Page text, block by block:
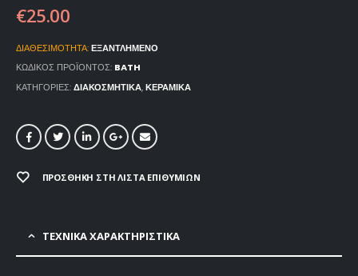
€25.00
ΔΙΑΘΕΣΙΜΌΤΗΤΑ:ΕΞΑΝΤΛΗΜΈΝΟ
ΚΩΔΙΚΌΣ ΠΡΟΪΌΝΤΟΣ: BATH
ΚΑΤΗΓΟΡΊΕΣ:ΔΙΑΚΟΣΜΗΤΙΚΆ,ΚΕΡΑΜΙΚΆ
ΠΡΟΣΘΉΚΗ ΣΤΗ ΛΊΣΤΑ ΕΠΙΘΥΜΙΏΝ
ΤΕΧΝΙΚΑ ΧΑΡΑΚΤΗΡΙΣΤΙΚΑ